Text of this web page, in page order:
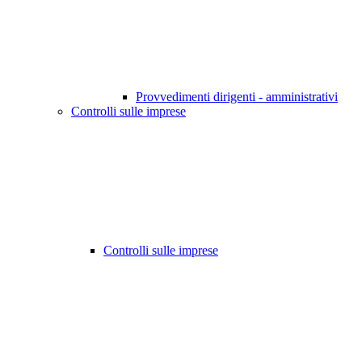
Provvedimenti dirigenti - amministrativi
Controlli sulle imprese
Controlli sulle imprese